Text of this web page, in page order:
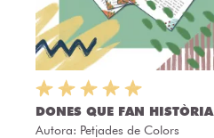
DONES QUE FAN HISTÒRIA
Autora: Petjades de Colors